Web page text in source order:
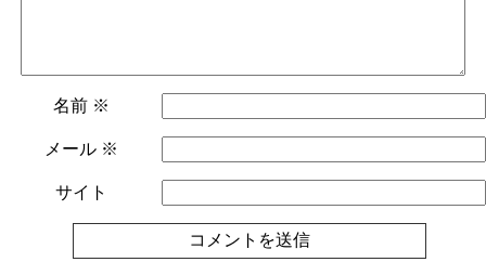
名前 ※
メール ※
サイト